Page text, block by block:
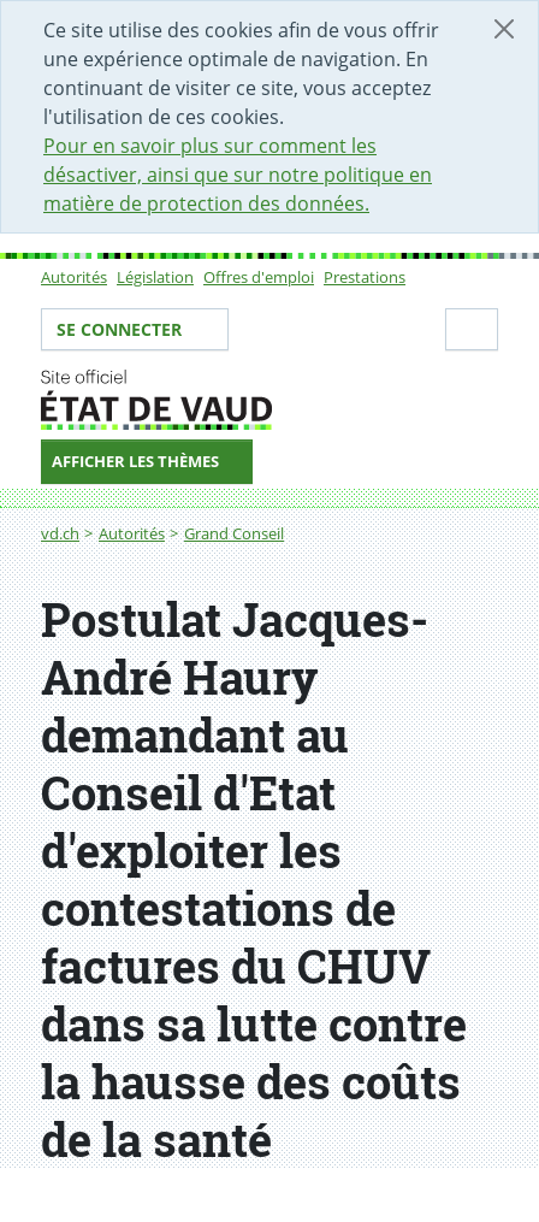
Ce site utilise des cookies afin de vous offrir
une expérience optimale de navigation. En
continuant de visiter ce site, vous acceptez
l'utilisation de ces cookies.
Pour en savoir plus sur comment les
désactiver, ainsi que sur notre politique en
matière de protection des données.
DÉBUT DU CONTENU DE LA PAGE
ACCÈS AU CHAMP DE RECHERCHE
PAGE D'ACCUEIL
FORMULAIRE DE CONTACT
Sous-navigation
Autorités Législation Offres d'emploi Prestations
Votre identité
SE CONNECTER
AFFICHER LES THÈMES
Fil d'Ariane
vd.ch Autorités Grand Conseil
Postulat Jacques-
André Haury
demandant au
Conseil d'Etat
d'exploiter les
contestations de
factures du CHUV
dans sa lutte contre
la hausse des coûts
de la santé